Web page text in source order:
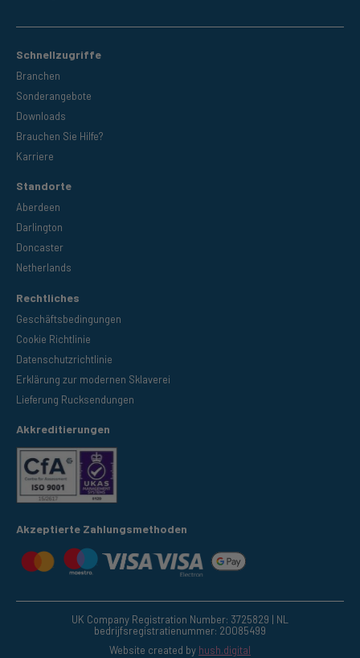
Schnellzugriffe
Branchen
Sonderangebote
Downloads
Brauchen Sie Hilfe?
Karriere
Standorte
Aberdeen
Darlington
Doncaster
Netherlands
Rechtliches
Geschäftsbedingungen
Cookie Richtlinie
Datenschutzrichtlinie
Erklärung zur modernen Sklaverei
Lieferung Rucksendungen
Akkreditierungen
Akzeptierte Zahlungsmethoden
UK Company Registration Number: 3725829 | NL
bedrijfsregistratienummer: 20085499
Website created by hush.digital